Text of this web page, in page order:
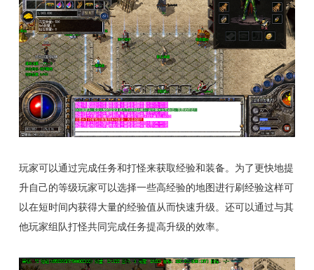
玩家可以通过完成任务和打怪来获取经验和装备。为了更快地提
升自己的等级玩家可以选择一些高经验的地图进行刷经验这样可
以在短时间内获得大量的经验值从而快速升级。还可以通过与其
他玩家组队打怪共同完成任务提高升级的效率。